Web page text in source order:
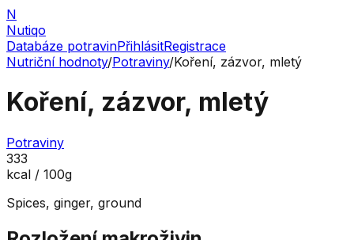
N
Nutiqo
Databáze potravinPřihlásitRegistrace
Nutriční hodnoty/Potraviny/Koření, zázvor, mletý
Koření, zázvor, mletý
Potraviny
333
kcal / 100g
Spices, ginger, ground